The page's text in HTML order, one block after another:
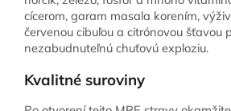
cícerom, garam masala korením,
červenou cibuľou a citrónovou šťavou
nezabudnuteľnú chuťovú exploziu.
Kvalitné suroviny